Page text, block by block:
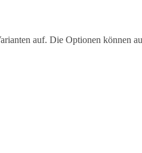
auf. Die Optionen können